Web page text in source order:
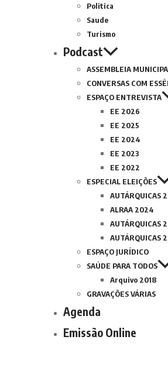
Politica
Saude
Turismo
Podcast
ASSEMBLEIA
CONVERSAS COM
ESPAÇO ENTREVISTA
EE 2026
EE 2025
EE 2024
EE 2023
EE 2022
ESPECIAL ELEIÇÕES
AUTÁRQUICAS
ALRAA 2024
AUTÁRQUICAS
AUTÁRQUICAS
ESPAÇO JURÍDICO
SAÚDE PARA TODOS
Arquivo 2018
GRAVAÇÕES VÁRIAS
Agenda
Emissão Online